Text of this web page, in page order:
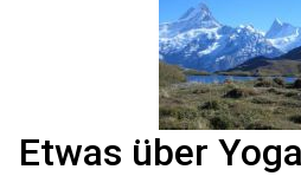
Etwas über